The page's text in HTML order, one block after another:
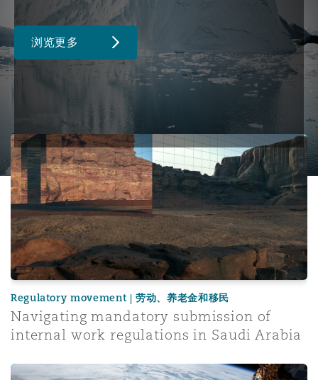
浏览更多
Navigating mandatory submission of internal work
Regulatory movement | 劳动、养老金和移民
Navigating mandatory submission of
internal work regulations in Saudi Arabia
Jurisdiction lost by hyperlink: Reward v Tackelly and